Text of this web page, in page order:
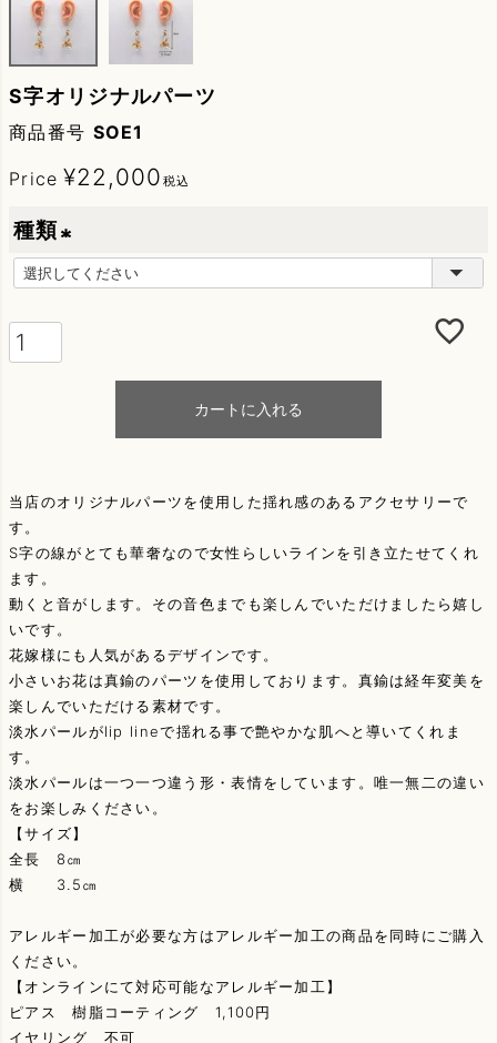
S字オリジナルパーツ
商品番号 SOE1
Price ¥22,000 税込
種類
(
必
須
カートに入れる
当店のオリジナルパーツを使用した揺れ感のあるアクセサリーで
す。
S字の線がとても華奢なので女性らしいラインを引き立たせてくれ
ます。
動くと音がします。その音色までも楽しんでいただけましたら嬉し
いです。
花嫁様にも人気があるデザインです。
小さいお花は真鍮のパーツを使用しております。真鍮は経年変美を
楽しんでいただける素材です。
淡水パールがlip lineで揺れる事で艶やかな肌へと導いてくれま
す。
淡水パールは一つ一つ違う形・表情をしています。唯一無二の違い
をお楽しみください。
【サイズ】
全長 8㎝
横 3.5㎝
アレルギー加工が必要な方はアレルギー加工の商品を同時にご購入
ください。
【オンラインにて対応可能なアレルギー加工】
ピアス 樹脂コーティング 1,100円
イヤリング 不可